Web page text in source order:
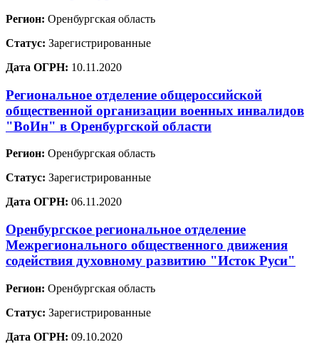
Регион: Оренбургская область
Статус: Зарегистрированные
Дата ОГРН: 10.11.2020
Региональное отделение общероссийской
общественной организации военных инвалидов
"ВоИн" в Оренбургской области
Регион: Оренбургская область
Статус: Зарегистрированные
Дата ОГРН: 06.11.2020
Оренбургское региональное отделение
Межрегионального общественного движения
содействия духовному развитию "Исток Руси"
Регион: Оренбургская область
Статус: Зарегистрированные
Дата ОГРН: 09.10.2020